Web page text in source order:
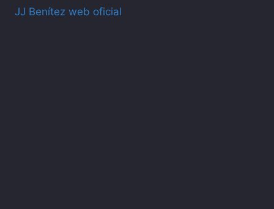
JJ Benítez web oficial